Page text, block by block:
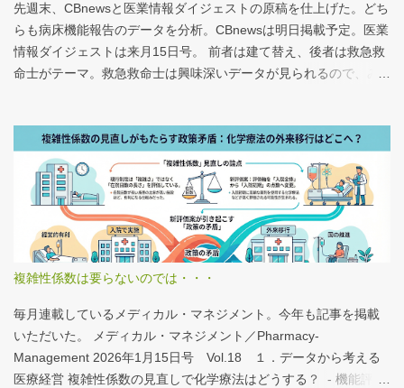
先週末、CBnewsと医業情報ダイジェストの原稿を仕上げた。どち
らも病床機能報告のデータを分析。CBnewsは明日掲載予定。医業
情報ダイジェストは来月15日号。 前者は建て替え、後者は救急救
命士がテーマ。救急救命士は興味深いデータが見られるので、み
は、医業情報ダイジェストの記事をお読みください！なのだが、
分析結果の一例は下のグラフ。 病床機能報告（2023年度報告）を
基に作成 ※救急救命士の人数は常勤・非常勤（常勤換算）の合
計。人数が0人の施設は集計に含まない この施設は何人いるんだろ
う？、あの施設は何人だろう？と見てみるだけでも十分興味深い
が、上のグラフのような情報が頭に入っていると、比較整理しや
すいと思う。 話は変わるが、何の情報もなく下記の写真を見たと
する。立派な建物がある。武蔵国府の国司館（こくしのたち）を
復元したものだ。写真だけでは、大きさが分かりづらいはずだ。
今月訪れた武蔵国府跡 実際には10分の1サイズの模型なので、そ
れほど大きくない。人が一緒に写っている新聞記事（ （まちの記
憶）武蔵国府跡 東京都府中市：朝日新聞デジタル ）を見れば、
複雑性係数は要らないのでは・・・
毎月連載しているメディカル・マネジメント。今年も記事を掲載
いただいた。 メディカル・マネジメント／Pharmacy-
Management 2026年1月15日号 Vol.18 １．データから考える
医療経営 複雑性係数の見直しで化学療法はどうする？ - 機能評価